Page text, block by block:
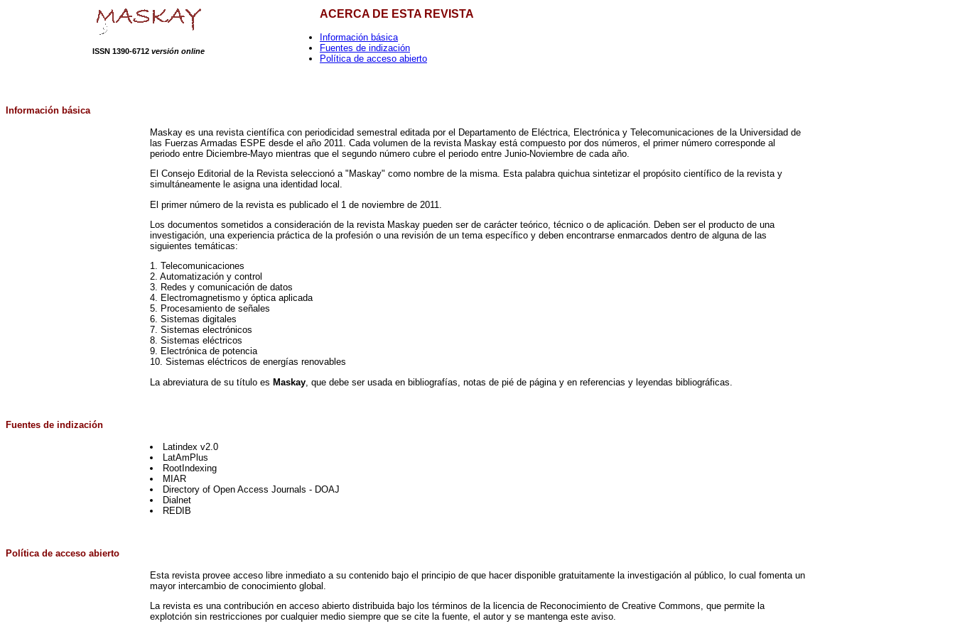
ISSN 1390-6712 versión online
ACERCA DE ESTA REVISTA
Información básica
Fuentes de indización
Política de acceso abierto
Información básica
Maskay es una revista científica con periodicidad semestral editada por el Departamento de Eléctrica, Electrónica y Telecomunicaciones de la Universidad de
las Fuerzas Armadas ESPE desde el año 2011. Cada volumen de la revista Maskay está compuesto por dos números, el primer número corresponde al
periodo entre Diciembre-Mayo mientras que el segundo número cubre el periodo entre Junio-Noviembre de cada año.
El Consejo Editorial de la Revista seleccionó a "Maskay" como nombre de la misma. Esta palabra quichua sintetizar el propósito científico de la revista y
simultáneamente le asigna una identidad local.
El primer número de la revista es publicado el 1 de noviembre de 2011.
Los documentos sometidos a consideración de la revista Maskay pueden ser de carácter teórico, técnico o de aplicación. Deben ser el producto de una
investigación, una experiencia práctica de la profesión o una revisión de un tema específico y deben encontrarse enmarcados dentro de alguna de las
siguientes temáticas:
1. Telecomunicaciones
2. Automatización y control
3. Redes y comunicación de datos
4. Electromagnetismo y óptica aplicada
5. Procesamiento de señales
6. Sistemas digitales
7. Sistemas electrónicos
8. Sistemas eléctricos
9. Electrónica de potencia
10. Sistemas eléctricos de energías renovables
La abreviatura de su título es Maskay , que debe ser usada en bibliografías, notas de pié de página y en referencias y leyendas bibliográficas.
Fuentes de indización
Latindex v2.0
LatAmPlus
RootIndexing
MIAR
Directory of Open Access Journals - DOAJ
Dialnet
REDIB
Política de acceso abierto
Esta revista provee acceso libre inmediato a su contenido bajo el principio de que hacer disponible gratuitamente la investigación al público, lo cual fomenta un
mayor intercambio de conocimiento global.
La revista es una contribución en acceso abierto distribuida bajo los términos de la licencia de Reconocimiento de Creative Commons, que permite la
explotción sin restricciones por cualquier medio siempre que se cite la fuente, el autor y se mantenga este aviso.